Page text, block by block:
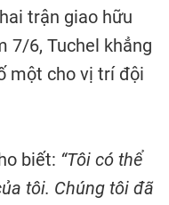
trận giao hữu
7/6, Tuchel khẳng
một cho vị trí đội
biết: “Tôi có thể
tôi. Chúng tôi đã